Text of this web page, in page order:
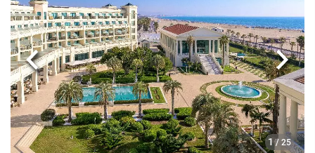
1 / 25
Anterior